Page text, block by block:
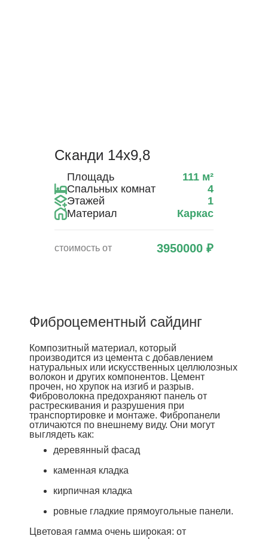
Сканди 14х9,8
Площадь 111 м²
Спальных комнат
4
Этажей
1
Материал
Каркас
стоимость от 3950000 ₽
Фиброцементный сайдинг
Композитный материал, который
производится из цемента с добавлением
натуральных или искусственных целлюлозных
волокон и других компонентов. Цемент
прочен, но хрупок на изгиб и разрыв.
Фиброволокна предохраняют панель от
растрескивания и разрушения при
транспортировке и монтаже. Фибропанели
отличаются по внешнему виду. Они могут
выглядеть как:
деревянный фасад
каменная кладка
кирпичная кладка
ровные гладкие прямоугольные панели.
Цветовая гамма очень широкая: от